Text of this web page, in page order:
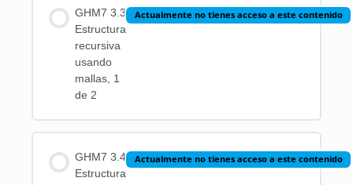
GHM7 3.3
Estructura
recursiva
usando
mallas, 1
de 2
Actualmente no tienes acceso a este contenido
GHM7 3.4
Estructura
Actualmente no tienes acceso a este contenido